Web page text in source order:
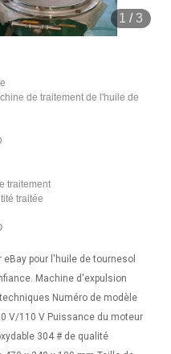
1 /3
de traitement de l'huile de
traitement
traitée
pour l'huile de tournesol
Machine d'expulsion
Numéro de modèle
V/110 V Puissance du moteur
304 # de qualité